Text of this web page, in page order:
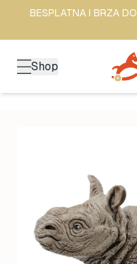
BESPLATNA I BRZA
Shop